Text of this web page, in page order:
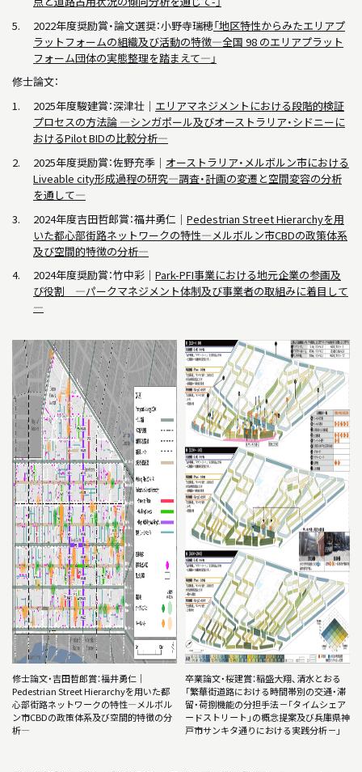
2022年度奨励賞・論文選奨：小野寺瑞穂「地区特性からみたエリアプ
ラットフォームの組織及び活動の特徴―全国 98 のエリアプラット
フォーム団体の実態整理を踏まえて―」
修士論文：
2025年度駿建賞：深津壮｜ エリアマネジメントにおける段階的検証
プロセスの方法論 ―シンガポール及びオーストラリア・シドニーに
おけるPilot BIDの比較分析―
2025年度奨励賞：佐野充季｜ オーストラリア・メルボルン市における
Liveable city形成過程の研究―調査・計画の変遷と空間変容の分析
を通して―
2024年度吉田哲郎賞：福井勇仁｜ Pedestrian Street Hierarchyを用
いた都心部街路ネットワークの特性―メルボルン市CBDの政策体系
及び空間的特徴の分析―
2024年度奨励賞：竹中彩｜ Park-PFI事業における地元企業の参画及
び役割 ―パークマネジメント体制及び事業者の取組みに着目して
―
修士論文・吉田哲郎賞：福井勇仁｜
Pedestrian Street Hierarchyを用いた都
心部街路ネットワークの特性―メルボル
ン市CBDの政策体系及び空間的特徴の分
析―
卒業論文・桜建賞：稲盛大翔、清水とおる
「繁華街道路における時間帯別の交通・滞
留・荷捌機能の分担手法－「タイムシェア
ードストリート」の概念提案及び兵庫県神
戸市サンキタ通りにおける実践分析－」